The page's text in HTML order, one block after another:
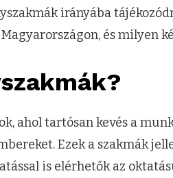
irányába
és milyen
ahol tartósan kevés a
Ezek a szakmák
is elérhetők az